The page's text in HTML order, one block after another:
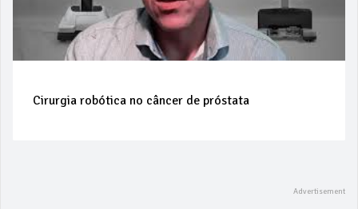
Cirurgia robótica no câncer de próstata